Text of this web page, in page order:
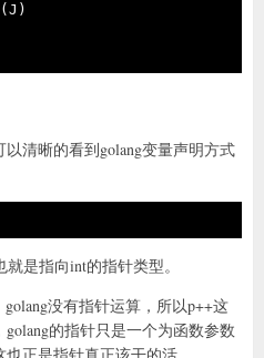
清晰的看到golang变量声明方式
是指向int的指针类型。
没有指针运算，所以p++这
的指针只是一个为函数参数
正是指针真正该干的活。